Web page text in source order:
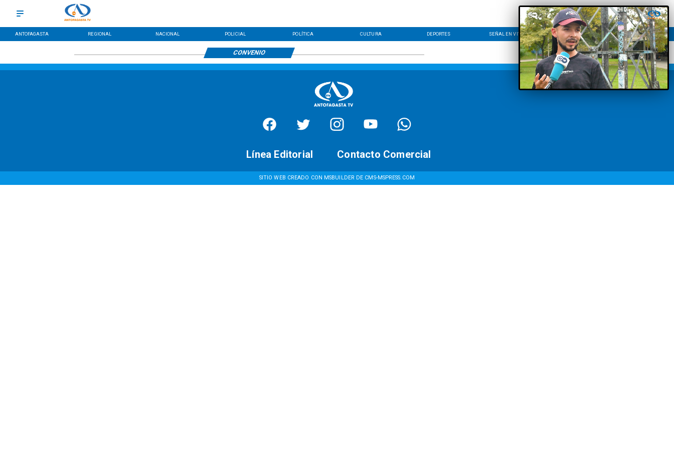
ANTOFAGASTA REGIONAL NACIONAL POLICIAL POLÍTICA CULTURA DEPORTES SEÑAL EN VIVO CONTACTO LÍNEA EDITORIAL
CONVENIO
SITIO WEB CREADO CON MSBUILDER DE CMS-MSPRESS.COM
Contacto Comercial
Línea Editorial